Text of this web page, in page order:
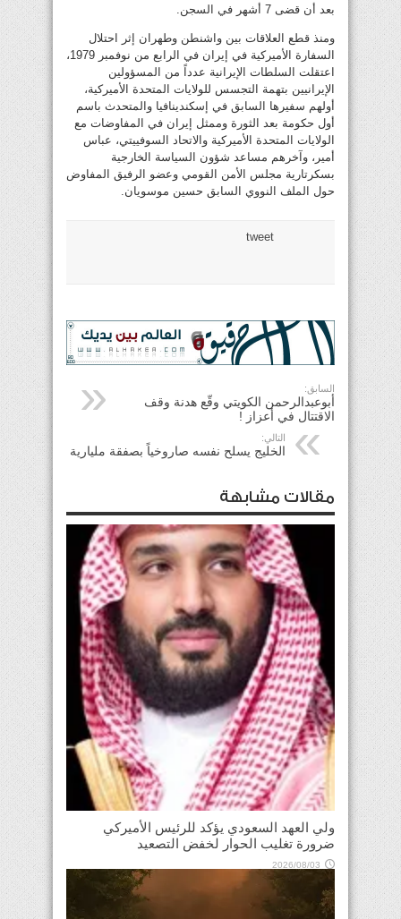
بعد أن قضى 7 أشهر في السجن.
ومنذ قطع العلاقات بين واشنطن وطهران إثر احتلال
السفارة الأميركية في إيران في الرابع من نوفمبر 1979،
اعتقلت السلطات الإيرانية عدداً من المسؤولين
الإيرانيين بتهمة التجسس للولايات المتحدة الأميركية،
أولهم سفيرها السابق في إسكندينافيا والمتحدث باسم
أول حكومة بعد الثورة وممثل إيران في المفاوضات مع
الولايات المتحدة الأميركية والاتحاد السوفييتي، عباس
أمير، وآخرهم مساعد شؤون السياسة الخارجية
بسكرتارية مجلس الأمن القومي وعضو الرفيق المفاوض
حول الملف النووي السابق حسين موسويان.
tweet
السابق:
أبوعبدالرحمن الكويتي وقّع هدنة وقف
الاقتتال في أعزاز !
التالي:
الخليج يسلح نفسه صاروخياً بصفقة مليارية
مقالات مشابهة
ولي العهد السعودي يؤكد للرئيس الأميركي
ضرورة تغليب الحوار لخفض التصعيد
2026/08/03